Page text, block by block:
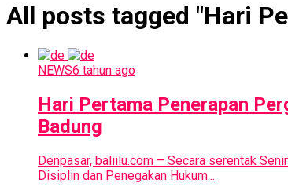
All posts tagged "Hari
NEWS6 tahun ago
Hari Pertama Penerapan
Badung
Denpasar, baliilu.com – Secara serentak
Disiplin dan Penegakan Hukum...